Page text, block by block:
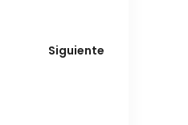
Siguiente